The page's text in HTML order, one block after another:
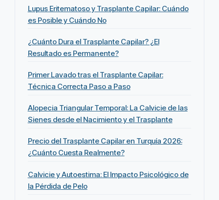
Lupus Eritematoso y Trasplante Capilar: Cuándo
es Posible y Cuándo No
¿Cuánto Dura el Trasplante Capilar? ¿El
Resultado es Permanente?
Primer Lavado tras el Trasplante Capilar:
Técnica Correcta Paso a Paso
Alopecia Triangular Temporal: La Calvicie de las
Sienes desde el Nacimiento y el Trasplante
Precio del Trasplante Capilar en Turquía 2026:
¿Cuánto Cuesta Realmente?
Calvicie y Autoestima: El Impacto Psicológico de
la Pérdida de Pelo